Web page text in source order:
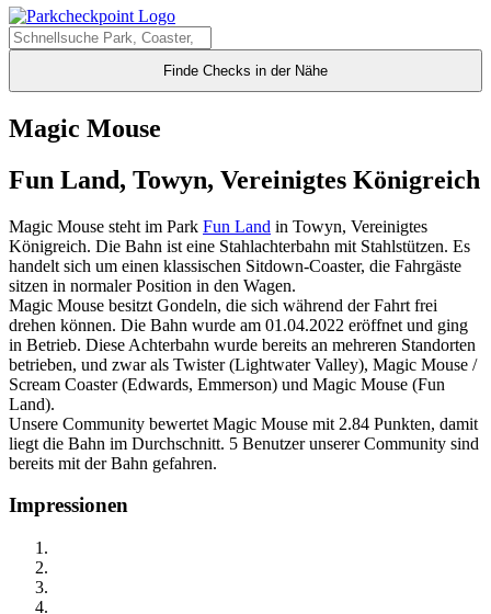
Finde Checks in der Nähe
Magic Mouse
Fun Land, Towyn, Vereinigtes Königreich
Magic Mouse steht im Park Fun Land in Towyn, Vereinigtes
Königreich. Die Bahn ist eine Stahlachterbahn mit Stahlstützen. Es
handelt sich um einen klassischen Sitdown-Coaster, die Fahrgäste
sitzen in normaler Position in den Wagen.
Magic Mouse besitzt Gondeln, die sich während der Fahrt frei
drehen können. Die Bahn wurde am 01.04.2022 eröffnet und ging
in Betrieb. Diese Achterbahn wurde bereits an mehreren Standorten
betrieben, und zwar als Twister (Lightwater Valley), Magic Mouse /
Scream Coaster (Edwards, Emmerson) und Magic Mouse (Fun
Land).
Unsere Community bewertet Magic Mouse mit 2.84 Punkten, damit
liegt die Bahn im Durchschnitt. 5 Benutzer unserer Community sind
bereits mit der Bahn gefahren.
Impressionen